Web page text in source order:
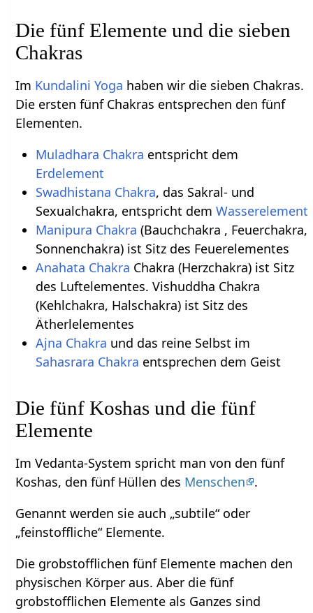
Die fünf Elemente und die sieben
Chakras
Im Kundalini Yoga haben wir die sieben Chakras.
Die ersten fünf Chakras entsprechen den fünf
Elementen.
Muladhara Chakra entspricht dem
Erdelement
Swadhistana Chakra, das Sakral- und
Sexualchakra, entspricht dem Wasserelement
Manipura Chakra (Bauchchakra , Feuerchakra,
Sonnenchakra) ist Sitz des Feuerelementes
Anahata Chakra Chakra (Herzchakra) ist Sitz
des Luftelementes. Vishuddha Chakra
(Kehlchakra, Halschakra) ist Sitz des
Ätherlelementes
Ajna Chakra und das reine Selbst im
Sahasrara Chakra entsprechen dem Geist
Die fünf Koshas und die fünf
Elemente
Im Vedanta-System spricht man von den fünf
Koshas, den fünf Hüllen des Menschen
.
Genannt werden sie auch „subtile“ oder
„feinstoffliche“ Elemente.
Die grobstofflichen fünf Elemente machen den
physischen Körper aus. Aber die fünf
grobstofflichen Elemente als Ganzes sind